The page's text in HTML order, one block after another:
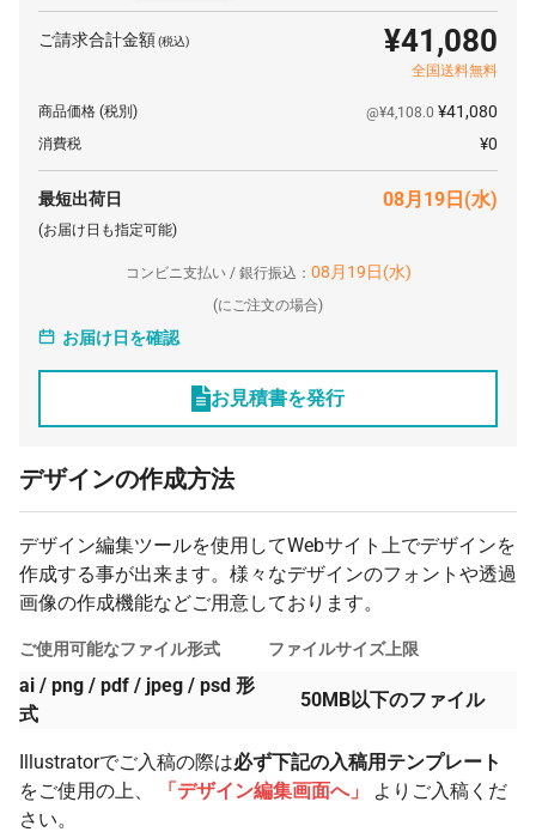
450 枚 ¥2,631 ¥0 ¥1,183,950
500 枚 ¥0 ¥1,299,000
700 枚 ¥1,787,800
900 枚
¥2,521 ¥0
¥2,521
2000 枚
¥2,432
3000 枚 ¥2,432 ¥0 ¥7,296,000
ご請求合計金額(税込) ¥41,080
全国送料無料
商品価格 (税別) @¥4,108.0 ¥41,080
消費税 ¥0
最短出荷日 08月19日(水)
(お届け日も指定可能)
コンビニ支払い / 銀行振込： 08月19日(水)
(にご注文の場合)
お届け日を確認
お見積書を発行
デザインの作成方法
デザイン編集ツールを使用してWebサイト上でデザインを
作成する事が出来ます。様々なデザインのフォントや透過
画像の作成機能などご用意しております。
ご使用可能なファイル形式
ai / png / pdf / jpeg / psd 形
式
ファイルサイズ上限
50MB以下のファイル
Illustratorでご入稿の際は必ず下記の入稿用テンプレート
をご使用の上、
「デザイン編集画面へ」
よりご入稿くだ
さい。